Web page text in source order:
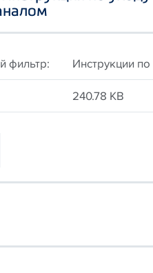
фильтр:
Инструкции
240.78 KB